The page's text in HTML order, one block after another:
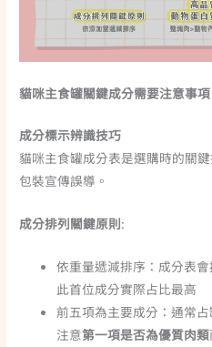
貓咪主食罐關鍵成分需要注意事項
成分標示辨識技巧
貓咪主食罐成分表是選購時的關
包裝宣傳誤導。
成分排列關鍵原則:
依重量遞減排序：成分表
此首位成分實際占比最高
前五項為主要成分：通常
注意第一項是否為優質肉類